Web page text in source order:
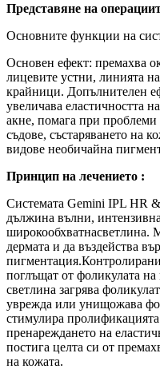
Представяне на
Основните функции на
Основен ефект: премахва
лицевите устни, линията
крайници. Допълнителен
увеличава еластичността
акне, помага при
съдове, състаряването на
видове необичайна
Принцип на лечението :
Системата Gemini IPL HR
дължина вълни,
широкообхватнасветлина.
дермата и да въздейства
поглъщат от фоликулата
светлина загрява
уврежда или унищожава
стимулира
пренареждането на
постига целта си от
на кожата.